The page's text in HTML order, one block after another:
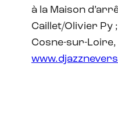
à la Maison
Caillet/Olivier Py
Cosne-sur-